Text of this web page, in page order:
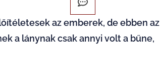
az emberek, de ebben az
a lánynak csak annyi volt a bűne,